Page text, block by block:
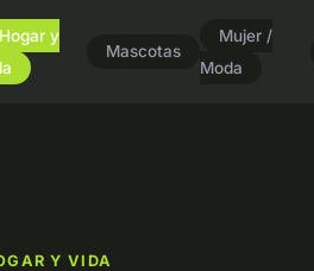
Hogar y
Mascotas
Mujer /
Moda
Y VIDA